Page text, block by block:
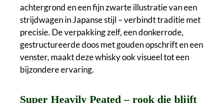
achtergrond en een fijn zwarte illustratie van een
strijdwagen in Japanse stijl – verbindt traditie met
precisie. De verpakking zelf, een donkerrode,
gestructureerde doos met gouden opschrift en een
venster, maakt deze whisky ook visueel tot een
bijzondere ervaring.
Super Heavily Peated – rook die blijft